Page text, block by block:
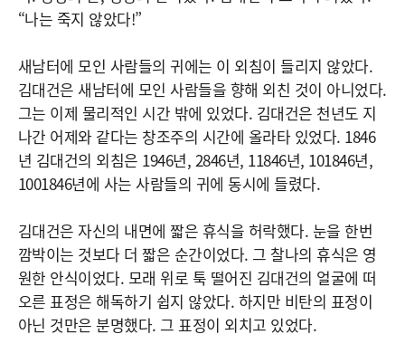
“나는 죽지 않았다!”
새남터에 모인 사람들의 귀에는 이 외침이 들리지 않았다.
김대건은 새남터에 모인 사람들을 향해 외친 것이 아니었다.
그는 이제 물리적인 시간 밖에 있었다. 김대건은 천년도 지
나간 어제와 같다는 창조주의 시간에 올라타 있었다. 1846
년 김대건의 외침은 1946년, 2846년, 11846년, 101846년,
1001846년에 사는 사람들의 귀에 동시에 들렸다.
김대건은 자신의 내면에 짧은 휴식을 허락했다. 눈을 한번
깜박이는 것보다 더 짧은 순간이었다. 그 찰나의 휴식은 영
원한 안식이었다. 모래 위로 툭 떨어진 김대건의 얼굴에 떠
오른 표정은 해독하기 쉽지 않았다. 하지만 비탄의 표정이
아닌 것만은 분명했다. 그 표정이 외치고 있었다.